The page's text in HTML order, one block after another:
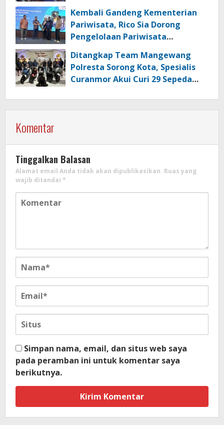
Kembali Gandeng Kementerian
Pariwisata, Rico Sia Dorong
Pengelolaan Pariwisata
Ditangkap Team Mangewang
Polresta Sorong Kota, Spesialis
Curanmor Akui Curi 29 Sepeda
Komentar
Tinggalkan Balasan
Alamat email Anda tidak akan dipublikasikan. Ruas yang
wajib ditandai *
Simpan nama, email, dan situs web saya
pada peramban ini untuk komentar saya
berikutnya.